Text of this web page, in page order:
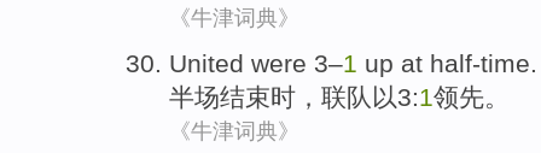
《牛津词典》
United were 3–1 up at half-time.
半场结束时， 联队 以3:1领先。
《牛津词典》